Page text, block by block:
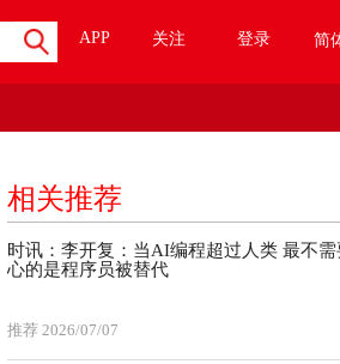
APP 关注 登录 简
相关推荐
时讯：李开复：当AI编程超过人类 最不需
心的是程序员被替代
推荐 2026/07/07